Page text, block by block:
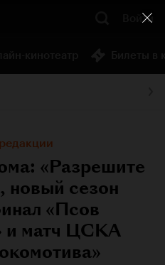
Войти
«Разрешите
новый сезон
«Псов
и матч ЦСКА